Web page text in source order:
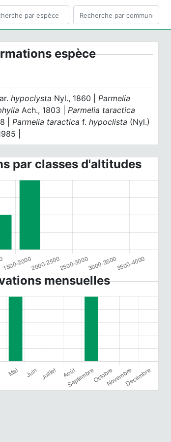
espèce
hypoclysta Nyl., 1860 |Parmelia
Ach., 1803 |Parmelia taractica
|Parmelia taracticaf. hypoclista (Nyl.)
|
par classes d'altitudes
mensuelles